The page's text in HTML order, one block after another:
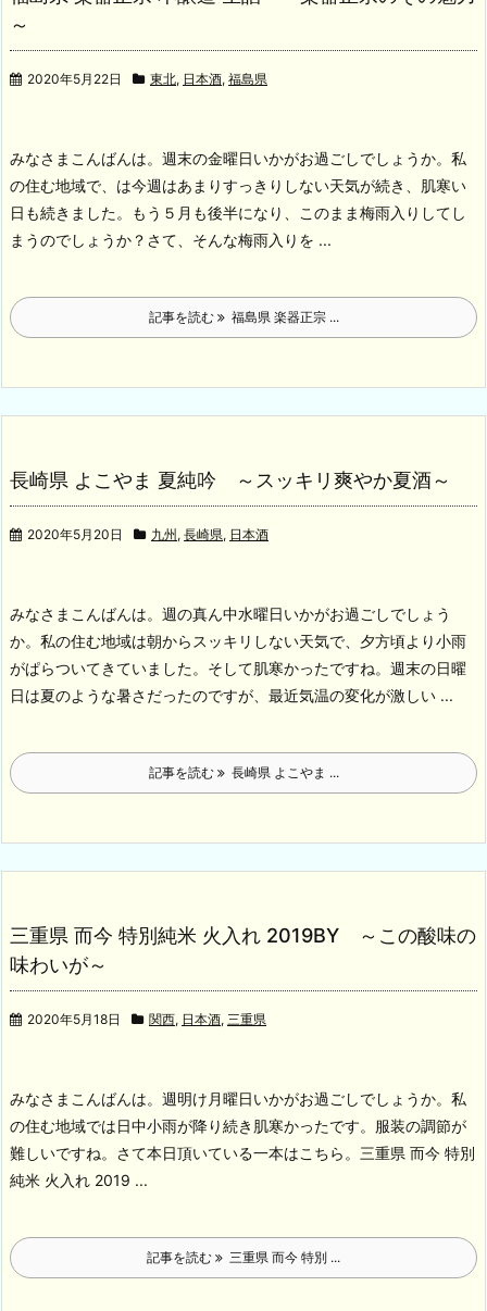
～
2020年5月22日 東北, 日本酒, 福島県
みなさまこんばんは。週末の金曜日いかがお過ごしでしょうか。私
の住む地域で、は今週はあまりすっきりしない天気が続き、肌寒い
日も続きました。もう５月も後半になり、このまま梅雨入りしてし
まうのでしょうか？ さて、そんな梅雨入りを ...
記事を読む 福島県 楽器正宗 ...
長崎県 よこやま 夏純吟 ～スッキリ爽やか夏酒～
2020年5月20日 九州 , 長崎県, 日本酒
みなさまこんばんは。週の真ん中水曜日いかがお過ごしでしょう
か。私の住む地域は朝からスッキリしない天気で、夕方頃より小雨
がぱらついてきていました。そして肌寒かったですね。週末の日曜
日は夏のような暑さだったのですが、最近気温の変化が激しい ...
記事を読む 長崎県 よこやま ...
三重県 而今 特別純米 火入れ 2019BY ～この酸味の
味わいが～
2020年5月18日 関西, 日本酒, 三重県
みなさまこんばんは。週明け月曜日いかがお過ごしでしょうか。私
の住む地域では日中小雨が降り続き肌寒かったです。服装の調節が
難しいですね。 さて本日頂いている一本はこちら。 三重県 而今 特別
純米 火入れ 2019 ...
記事を読む 三重県 而今 特別 ...